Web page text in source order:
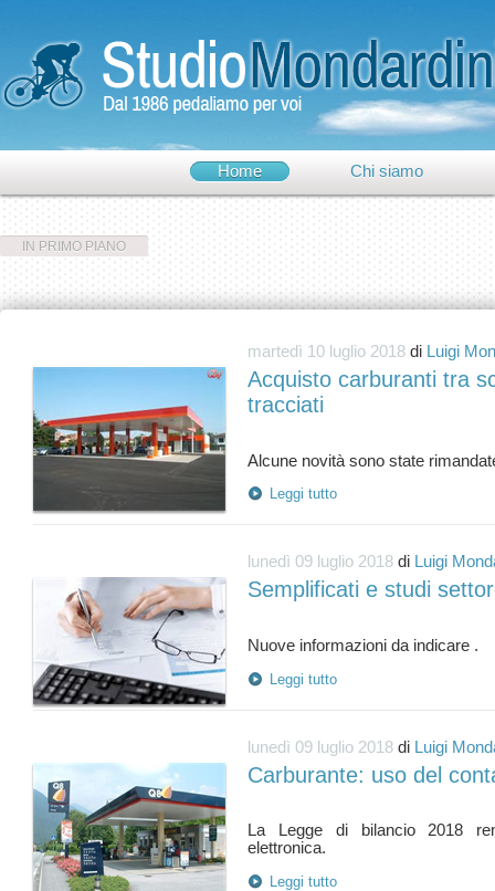
Chi siamo
Home
IN PRIMO PIANO
martedì 10 luglio 2018 di Luigi
Acquisto carburanti tra
tracciati
Leggi tutto
lunedì 09 luglio 2018 di Luigi
Semplificati e studi
Leggi tutto
lunedì 09 luglio 2018 di Luigi
Carburante: uso del
La Legge di bilancio 2018
Leggi tutto